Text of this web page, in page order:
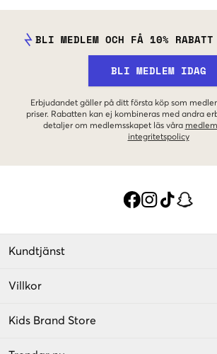
BLI MEDLEM OCH FÅ 10%
BLI MEDLEM IDAG
Erbjudandet gäller på ditt första köp som
priser. Rabatten kan ej kombineras med andra
detaljer om medlemsskapet läs våra
integritetspolicy
Kundtjänst
Villkor
Kids Brand Store